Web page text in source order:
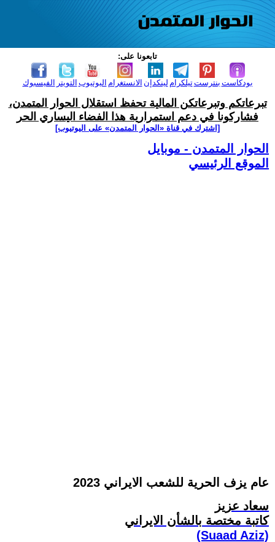
تابعونا على:
الفيسبوك التويتر اليوتيوب الانستغرام لينكدإن تيلكرامبنترست بودكاست
تبرعاتكم وتبرعاتكن المالية تحفظ استقلال الحوار المتمدن،
فشاركونا في دعم استمرارية هذا الفضاء اليساري الحر
[اشترك في قناة ‫«الحوار المتمدن» على اليوتيوب]
الحوار المتمدن - موبايل
الموقع الرئيسي
2023 عام يزف الحرية للشعب الايراني
سعاد عزيز
کاتبة مختصة بالشأن الايراني
(Suaad Aziz)